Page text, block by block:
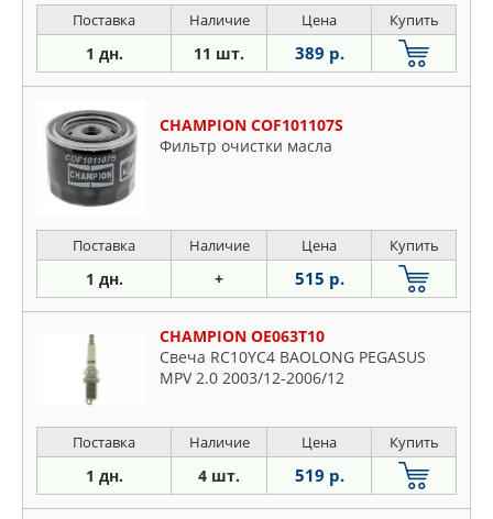
Поставка Наличие Цена Купить
1 дн. 11 шт. 389 р.
CHAMPION COF101107S
Фильтр очистки масла
Поставка Наличие Цена Купить
1 дн. + 515 р.
CHAMPION OE063T10
Свеча RC10YC4 BAOLONG PEGASUS
MPV 2.0 2003/12-2006/12
Поставка Наличие Цена Купить
1 дн. 4 шт. 519 р.